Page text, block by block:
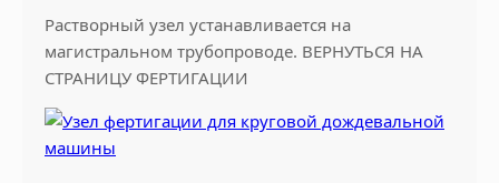
а
и
н
с
Растворный узел устанавливается на
магистральном трубопроводе. ВЕРНУТЬСЯ НА
СТРАНИЦУ ФЕРТИГАЦИИ